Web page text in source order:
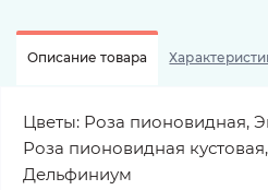
Описание товара
Цветы: Роза пионовидная,
Роза пионовидная
Дельфиниум